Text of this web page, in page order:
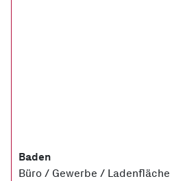
Baden
Büro / Gewerbe / Ladenfläche